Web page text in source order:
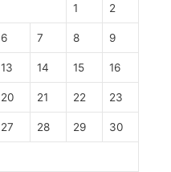
1 2
6 7 8 9
13 14 15 16
20 21 22 23
27 28 29 30